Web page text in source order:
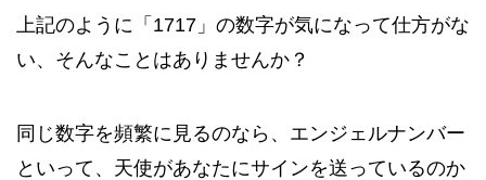
上記のように「1717」の数字が気になって仕方がな
い、そんなことはありませんか？
同じ数字を頻繁に見るのなら、エンジェルナンバー
といって、天使があなたにサインを送っているのか